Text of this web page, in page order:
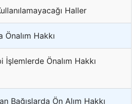
Haller
Önalım Hakkı
İşlemlerde Önalım Hakkı
Bağışlarda Ön Alım Hakkı